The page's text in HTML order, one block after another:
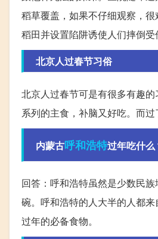
稻草覆盖，如果不仔细观察，
稻田并设置陷阱诱使人们摔倒
北京人过春节习俗
北京人过春节可是有很多有趣
系列的主食，补脑又好吃。而
内蒙古呼和浩特过年吃什么
回答：呼和浩特虽然是少数民
碗。呼和浩特的人大半的人都
过年的必备食物。